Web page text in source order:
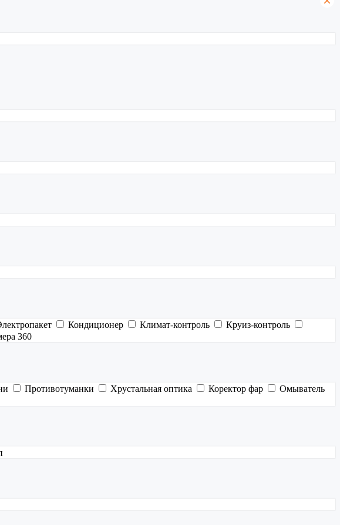
Кондиционер Климат-контроль
Круиз-контроль
360
Противотуманки Хрустальная оптика Коректор фар
Омыватель